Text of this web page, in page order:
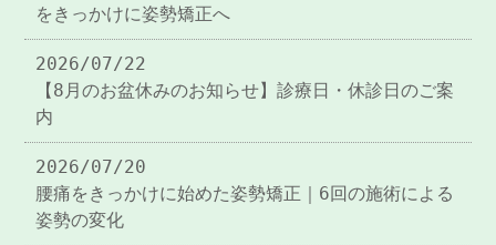
をきっかけに姿勢矯正へ
2026/07/22
【8月のお盆休みのお知らせ】診療日・休診日のご案
内
2026/07/20
腰痛をきっかけに始めた姿勢矯正｜6回の施術による
姿勢の変化